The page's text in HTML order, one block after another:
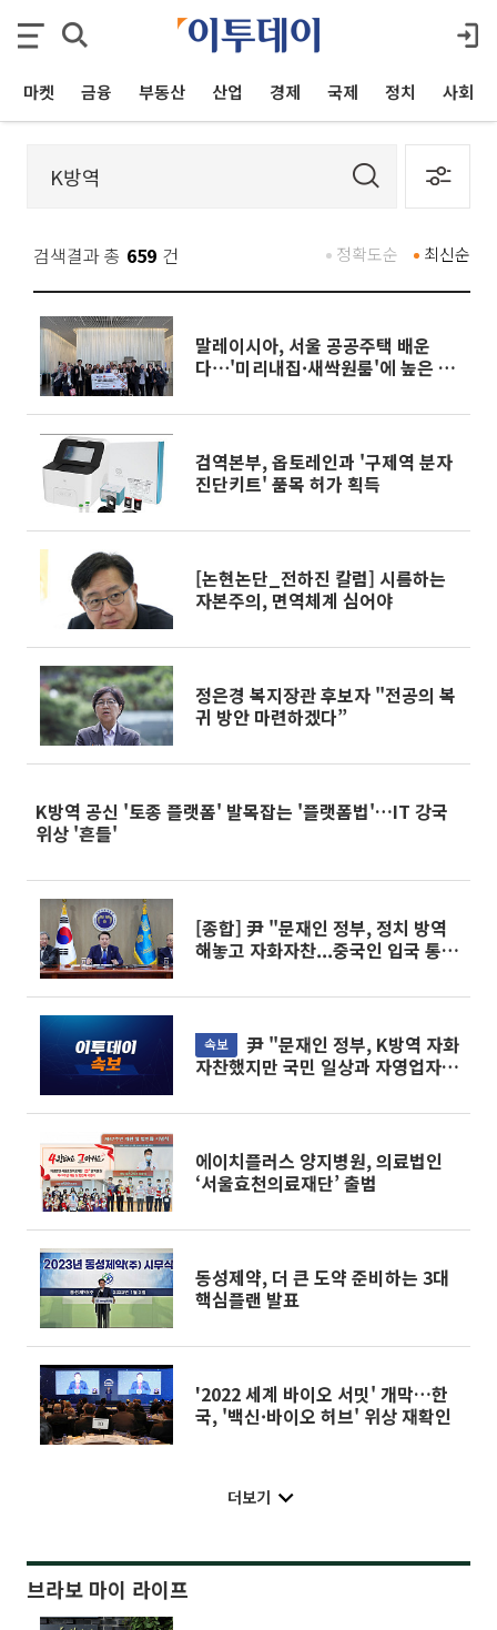
마켓 금융 부동산 산업 경제 국제 정치 사회
검색결과 총 659 건 최신순
정확도순
말레이시아, 서울 공공주택 배운
다⋯'미리내집·새싹원룸'에 높은 관
검역본부, 옵토레인과 '구제역 분자
진단키트' 품목 허가 획득
[논현논단_전하진 칼럼] 시름하는
자본주의, 면역체계 심어야
정은경 복지장관 후보자 "전공의 복
귀 방안 마련하겠다”
K방역 공신 '토종 플랫폼' 발목잡는 '플랫폼법'…IT 강국
위상 '흔들'
[종합] 尹 "문재인 정부, 정치 방역
해놓고 자화자찬...중국인 입국 통제
속보
자찬했지만 국민 일상과 자영업자
에이치플러스 양지병원, 의료법인
‘서울효천의료재단’ 출범
동성제약, 더 큰 도약 준비하는 3대
핵심플랜 발표
'2022 세계 바이오 서밋' 개막…한
국, '백신·바이오 허브' 위상 재확인
더보기
브라보 마이 라이프